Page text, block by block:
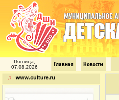
Пятница,
07.08.2026
Главная Новости
♫ www.culture.ru